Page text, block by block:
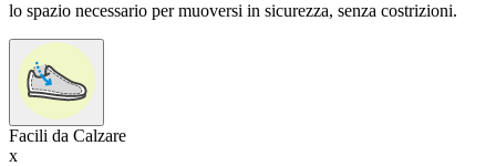
lo spazio necessario per muoversi in sicurezza, senza costrizioni.
Facili da Calzare
x